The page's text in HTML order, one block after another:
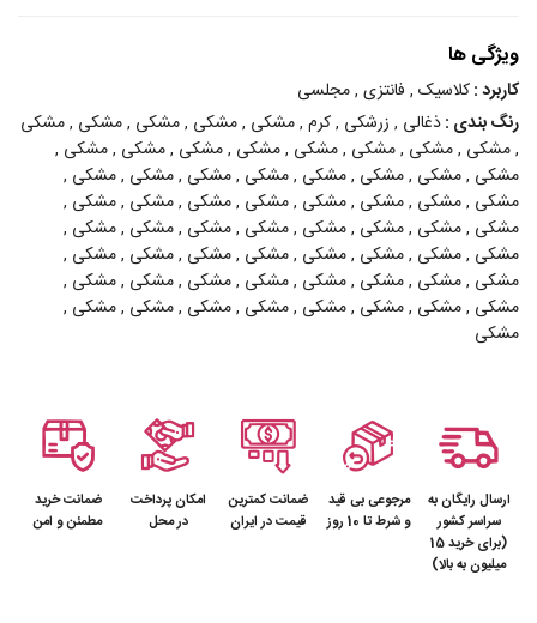
ویژگی ها
کاربرد :کلاسیک , فانتزی , مجلسی
رنگ بندی :ذغالی , زرشکی , کرم , مشکی , مشکی , مشکی , مشکی , مشکی
, مشکی , مشکی , مشکی , مشکی , مشکی , مشکی , مشکی , مشکی ,
مشکی , مشکی , مشکی , مشکی , مشکی , مشکی , مشکی , مشکی ,
مشکی , مشکی , مشکی , مشکی , مشکی , مشکی , مشکی , مشکی ,
مشکی , مشکی , مشکی , مشکی , مشکی , مشکی , مشکی , مشکی ,
مشکی , مشکی , مشکی , مشکی , مشکی , مشکی , مشکی , مشکی ,
مشکی , مشکی , مشکی , مشکی , مشکی , مشکی , مشکی , مشکی ,
مشکی , مشکی , مشکی , مشکی , مشکی , مشکی , مشکی , مشکی ,
مشکی
ارسال رایگان به
سراسر کشور
(برای خرید 15
میلیون به بالا)
مرجوعی بی قید
و شرط تا 10 روز
ضمانت کمترین
قیمت در ایران
امکان پرداخت
در محل
ضمانت خرید
مطمئن و امن